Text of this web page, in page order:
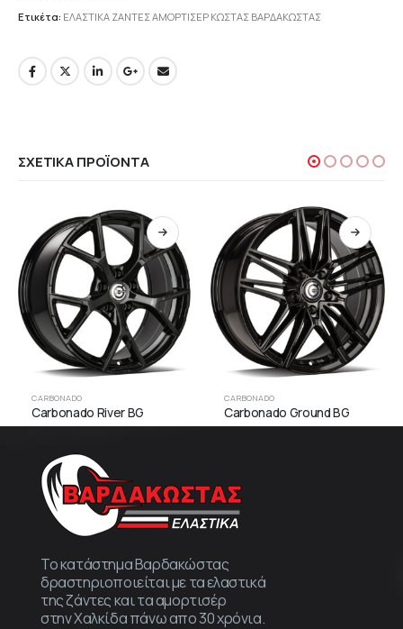
Ετικέτα: ΕΛΑΣΤΙΚΑ ΖΑΝΤΕΣ ΑΜΟΡΤΙΣΕΡ ΚΩΣΤΑΣ ΒΑΡΔΑΚΩΣΤΑΣ
ΣΧΕΤΙΚΆ ΠΡΟΪΌΝΤΑ
CARBONADO
Carbonado River BG
CARBONADO
Carbonado Ground BG
Το κατάστημα Βαρδακώστας
δραστηριοποιείται με τα ελαστικά
της ζάντες και τα αμορτισέρ
στην Χαλκίδα πάνω απο 30 χρόνια.